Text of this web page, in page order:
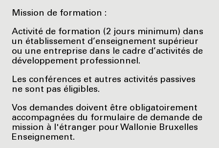
Mission de formation :
Activité de formation (2 jours minimum) dans
un établissement d’enseignement supérieur
ou une entreprise dans le cadre d’activités de
développement professionnel.
Les conférences et autres activités passives
ne sont pas éligibles.
Vos demandes doivent être obligatoirement
accompagnées du formulaire de demande de
mission à l'étranger pour Wallonie Bruxelles
Enseignement.